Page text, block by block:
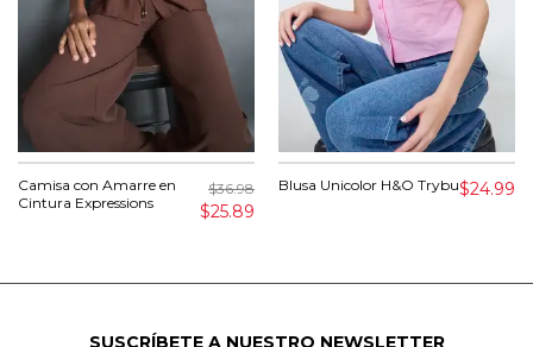
Camisa con Amarre en
Cintura Expressions
$36.98
$25.89
Blusa Unicolor H&O Trybu$24.99
SUSCRÍBETE A NUESTRO NEWSLETTER